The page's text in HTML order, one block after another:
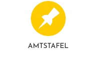
AMTSTAFEL